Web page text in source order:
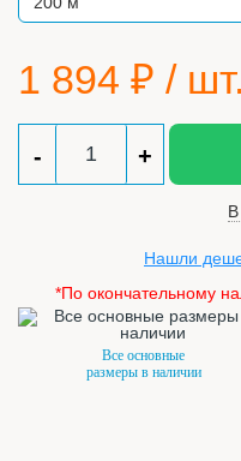
1 894 ₽ / шт.
- +
Нашли
*По окончательному
Все основные
размеры в наличии